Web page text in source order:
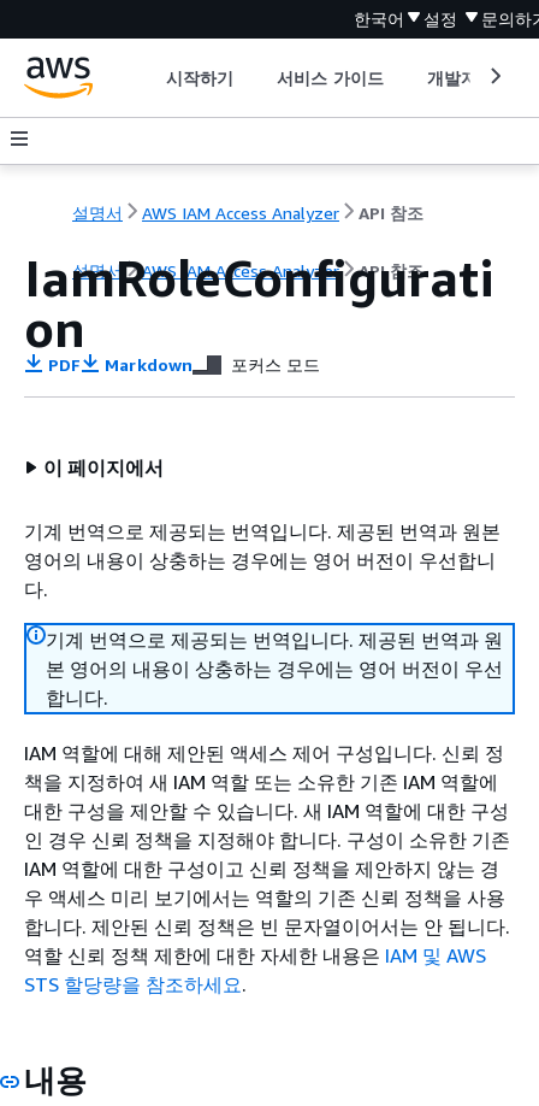
한국어 설정 문의하
시작하기 서비스 가이드 개발자 도구
설명서 AWS IAM Access Analyzer API 참조
설명서 AWS IAM Access Analyzer API 참조
IamRoleConfigurati
on
PDF Markdown 포커스 모드
이 페이지에서
기계 번역으로 제공되는 번역입니다. 제공된 번역과 원본
영어의 내용이 상충하는 경우에는 영어 버전이 우선합니
다.
기계 번역으로 제공되는 번역입니다. 제공된 번역과 원
본 영어의 내용이 상충하는 경우에는 영어 버전이 우선
합니다.
IAM 역할에 대해 제안된 액세스 제어 구성입니다. 신뢰 정
책을 지정하여 새 IAM 역할 또는 소유한 기존 IAM 역할에
대한 구성을 제안할 수 있습니다. 새 IAM 역할에 대한 구성
인 경우 신뢰 정책을 지정해야 합니다. 구성이 소유한 기존
IAM 역할에 대한 구성이고 신뢰 정책을 제안하지 않는 경
우 액세스 미리 보기에서는 역할의 기존 신뢰 정책을 사용
합니다. 제안된 신뢰 정책은 빈 문자열이어서는 안 됩니다.
역할 신뢰 정책 제한에 대한 자세한 내용은 IAM 및 AWS
STS 할당량을 참조하세요.
내용